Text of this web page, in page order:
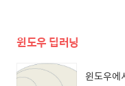
윈도우 딥러닝
윈도우